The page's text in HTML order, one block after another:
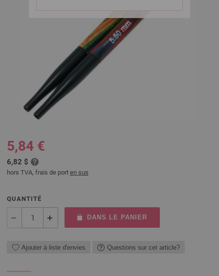
5,84 €
6,82 $
hors TVA, frais de port en sus
QUANTITÉ
DANS LE PANIER
Ajouter à liste d'envies Questions sur cet article?